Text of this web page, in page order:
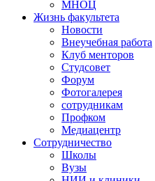
МНОЦ
Жизнь факультета
Новости
Внеучебная работа
Клуб менторов
Студсовет
Форум
Фотогалерея
сотрудникам
Профком
Медиацентр
Сотрудничество
Школы
Вузы